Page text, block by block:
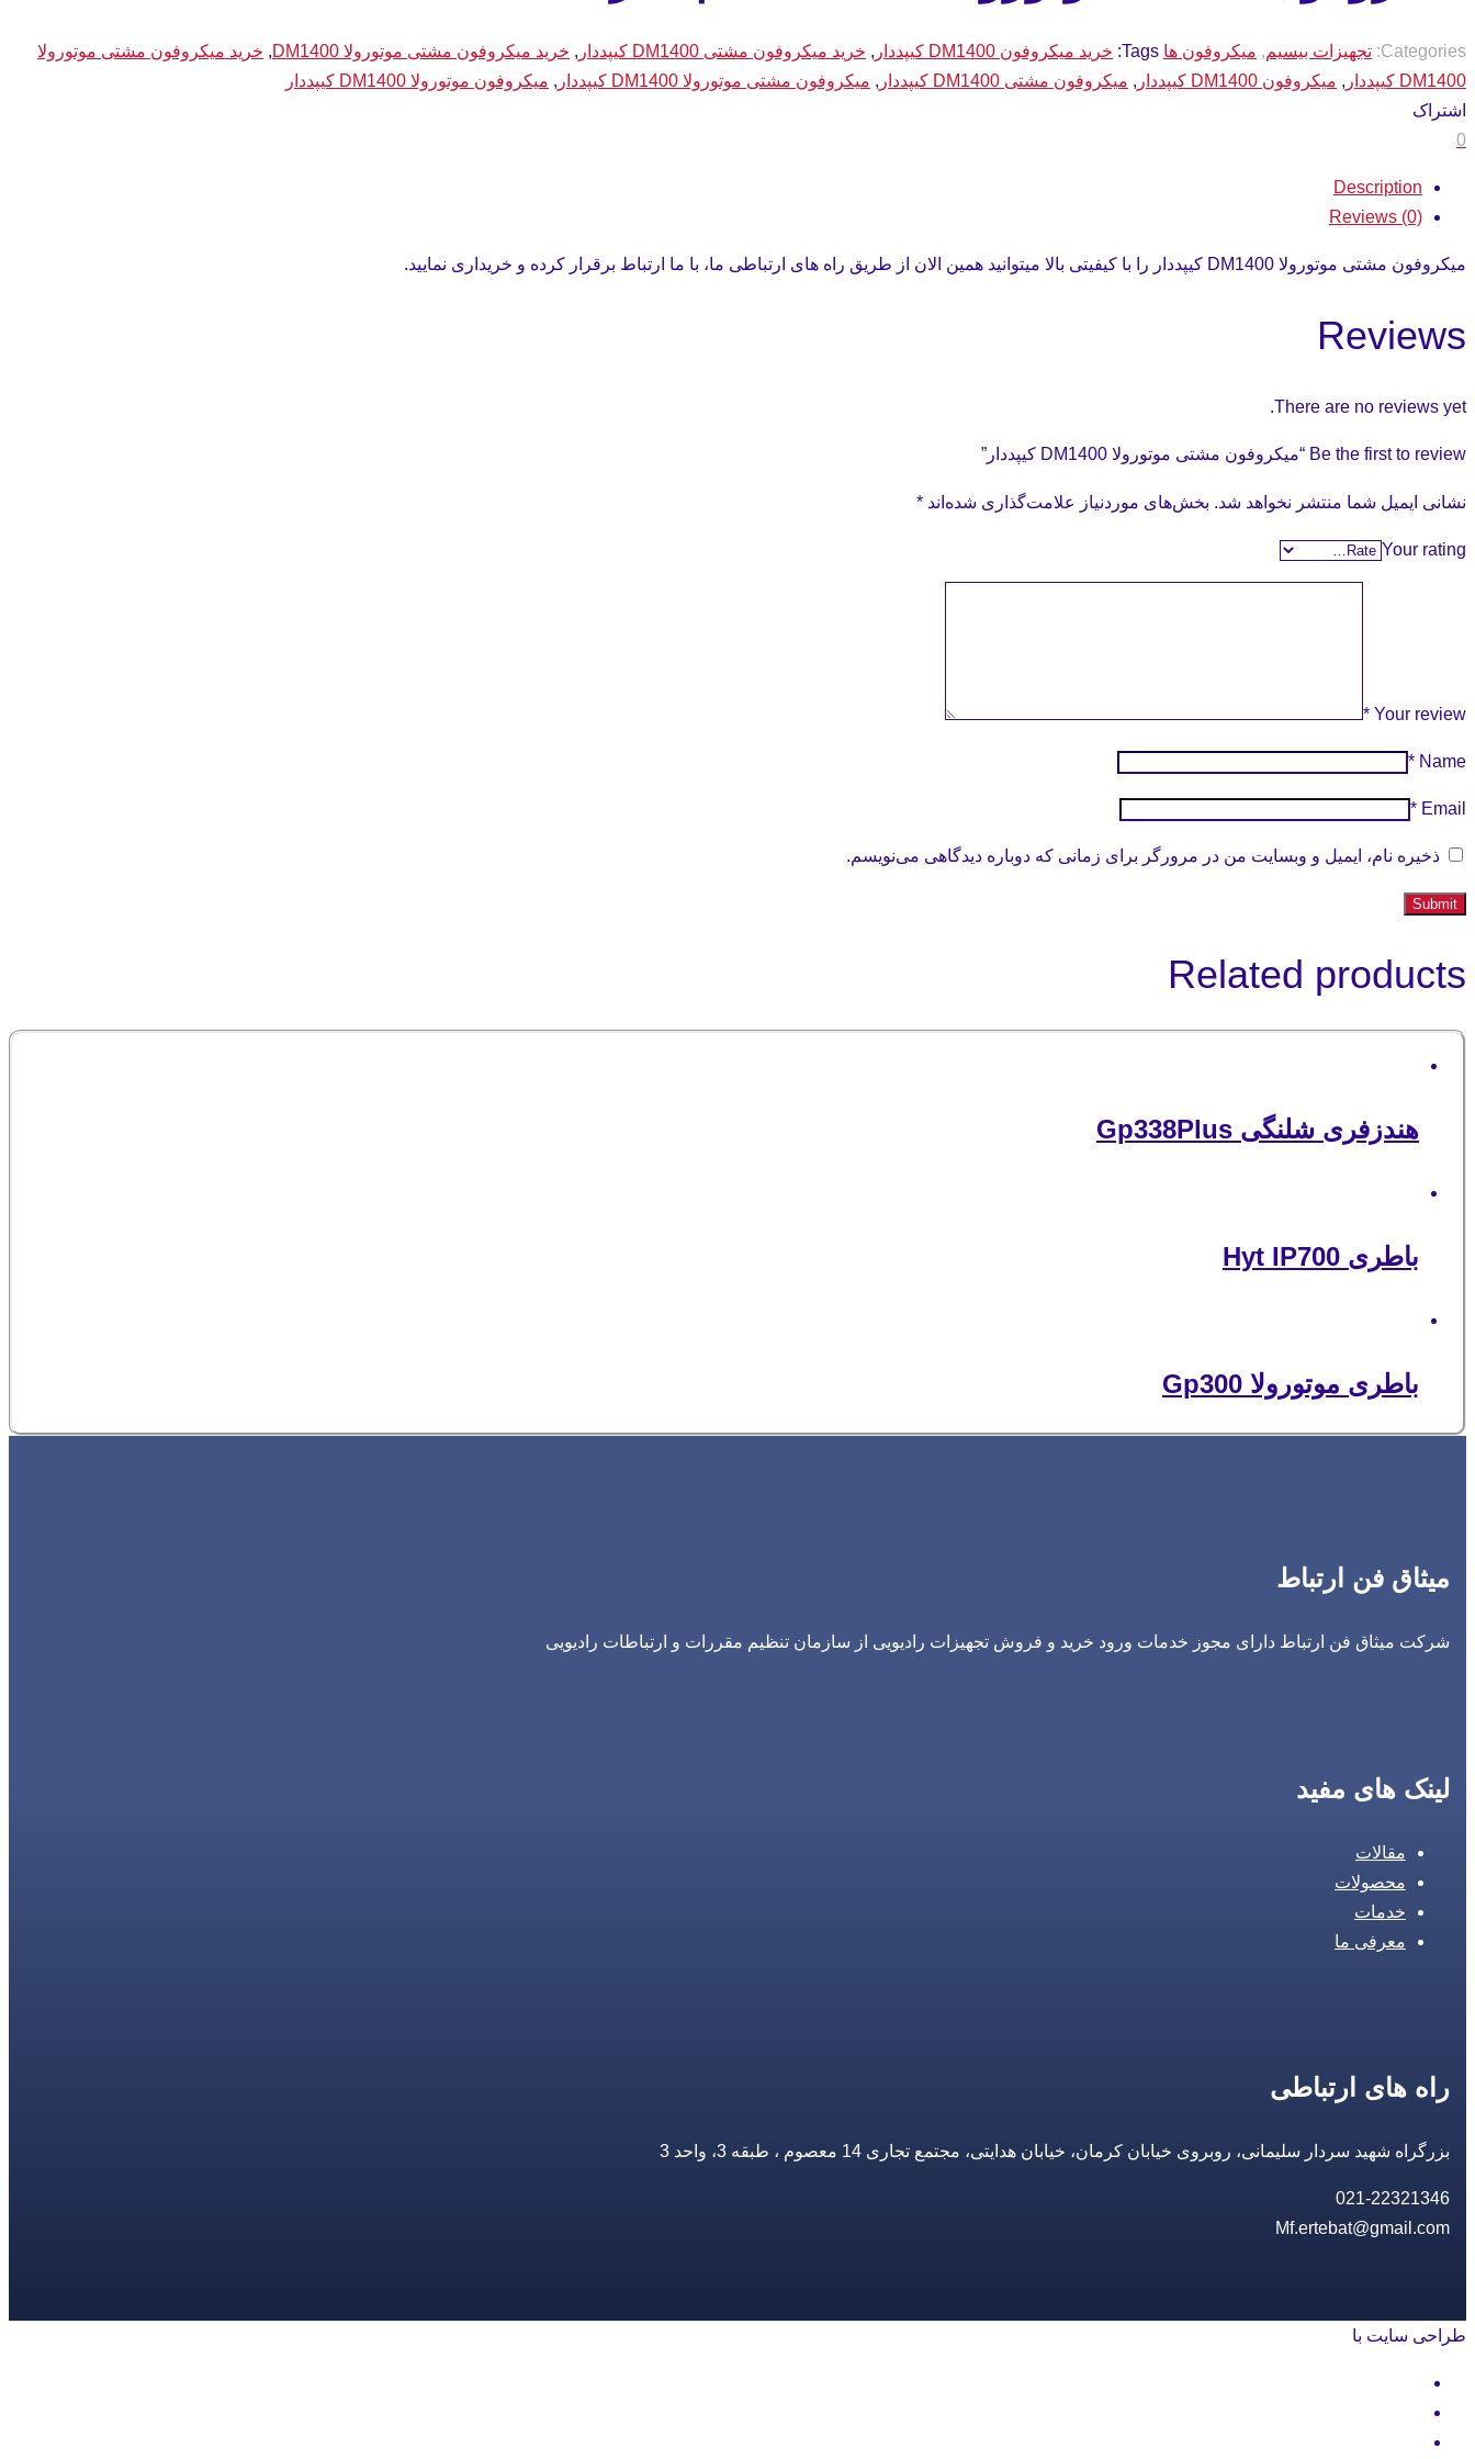
Categories: تجهیزات بیسیم, میکروفون ها Tags: خرید میکروفون DM1400 کیپددار , خرید میکروفون مشتی DM1400 کیپددار , خرید میکروفون مشتی موتورولا DM1400 , خرید میکروفون مشتی موتورولا
DM1400 کیپددار
, میکروفون DM1400 کیپددار , میکروفون مشتی DM1400 کیپددار , میکروفون مشتی موتورولا DM1400 کیپددار , میکروفون موتورولا DM1400 کیپددار
اشتراک
0
Description
Reviews (0)
میکروفون مشتی موتورولا DM1400 کیپددار را با کیفیتی بالا میتوانید همین الان از طریق راه های ارتباطی ما، با ما ارتباط برقرار کرده و خریداری نمایید.
Reviews
There are no reviews yet.
Be the first to review “میکروفون مشتی موتورولا DM1400 کیپددار”
نشانی ایمیل شما منتشر نخواهد شد. بخش‌های موردنیاز علامت‌گذاری شده‌اند *
Your rating
Your review
*
Name
*
Email
*
ذخیره نام، ایمیل و وبسایت من در مرورگر برای زمانی که دوباره دیدگاهی می‌نویسم.
Related products
هندزفری شلنگی Gp338Plus
باطری Hyt IP700
باطری موتورولا Gp300
میثاق فن ارتباط
شرکت میثاق فن ارتباط دارای مجوز خدمات ورود خرید و فروش تجهیزات رادیویی از سازمان تنظیم مقررات و ارتباطات رادیویی
لینک های مفید
مقالات
محصولات
خدمات
معرفی ما
راه های ارتباطی
بزرگراه شهید سردار سلیمانی، روبروی خیابان کرمان، خیابان هدایتی، مجتمع تجاری 14 معصوم ، طبقه 3، واحد 3
021-22321346
Mf.ertebat@gmail.com
طراحی سایت با